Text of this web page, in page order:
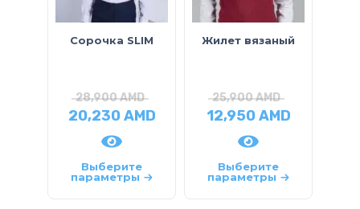
Сорочка SLIM
28,900AMD
20,230AMD
Выберите
параметры
Жилет вязаный
25,900AMD
12,950AMD
Выберите
параметры